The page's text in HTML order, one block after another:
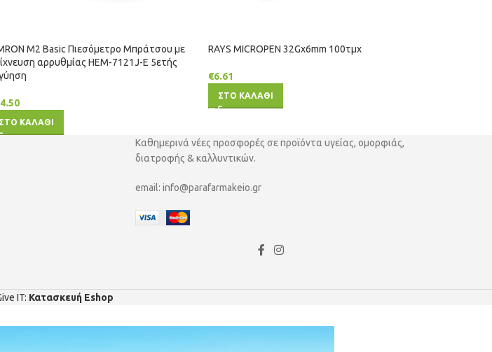
M2 Basic Πιεσόμετρο Μπράτσου με
αρρυθμίας HEM-7121J-E 5ετής
ΣΤΟ ΚΑΛΑΘΙ
RAYS ΜΙCRΟΡΕΝ 32Gx6mm 100τμχ
€6.61
ΣΤΟ ΚΑΛΑΘΙ
Καθημερινά νέες προσφορές σε προϊόντα υγείας, ομορφιάς,
διατροφής & καλλυντικών.
email: info@parafarmakeio.gr
IT: Κατασκευή Eshop